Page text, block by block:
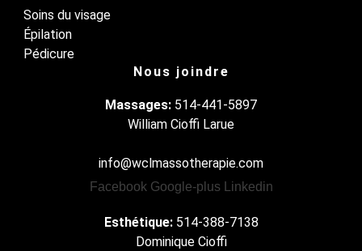
Soins du visage
Épilation
Pédicure
Nous joindre
Massages: 514-441-5897
William Cioffi Larue
info@wclmassotherapie.com
Facebook Google-plus Linkedin
Esthétique:514-388-7138
Dominique Cioffi